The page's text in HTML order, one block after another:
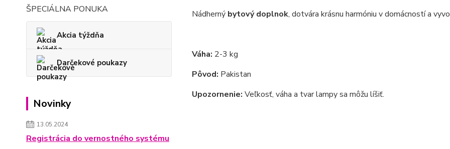
ŠPECIÁLNA PONUKA
Akcia týždňa
Darčekové poukazy
Novinky
13.05.2024
Registrácia do vernostného systému
Nádherný bytový doplnok, dotvára krásnu harmóniu v domácností a
Váha: 2-3 kg
Pôvod: Pakistan
Upozornenie: Veľkosť, váha a tvar lampy sa môžu líšiť.